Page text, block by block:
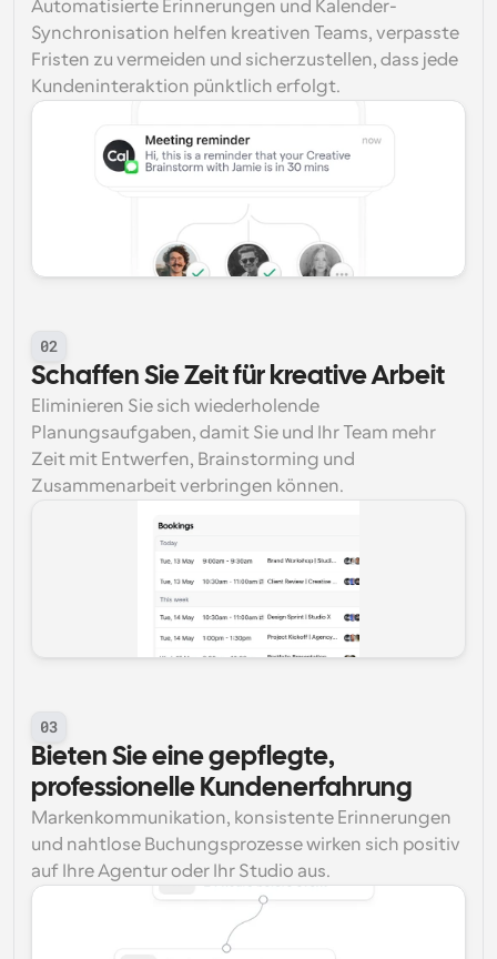
Automatisierte Erinnerungen und Kalender-
Synchronisation helfen kreativen Teams, verpasste
Fristen zu vermeiden und sicherzustellen, dass jede
Kundeninteraktion pünktlich erfolgt.
02
Schaffen Sie Zeit für kreative Arbeit
Eliminieren Sie sich wiederholende
Planungsaufgaben, damit Sie und Ihr Team mehr
Zeit mit Entwerfen, Brainstorming und
Zusammenarbeit verbringen können.
03
Bieten Sie eine gepflegte,
professionelle Kundenerfahrung
Markenkommunikation, konsistente Erinnerungen
und nahtlose Buchungsprozesse wirken sich positiv
auf Ihre Agentur oder Ihr Studio aus.